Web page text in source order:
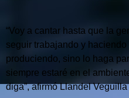
“Voy a cantar hasta que la
seguir trabajando y
produciendo, sino lo haga
siempre estaré en el
diga”, afirmó Llandel